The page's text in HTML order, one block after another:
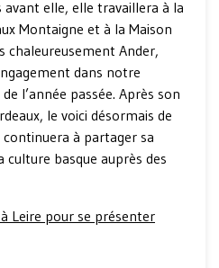
avant elle, elle travaillera à la
Montaigne et à la Maison
chaleureusement Ander,
dans notre
l’année passée. Après son
le voici désormais de
à partager sa
culture basque auprès des
Leire pour se présenter